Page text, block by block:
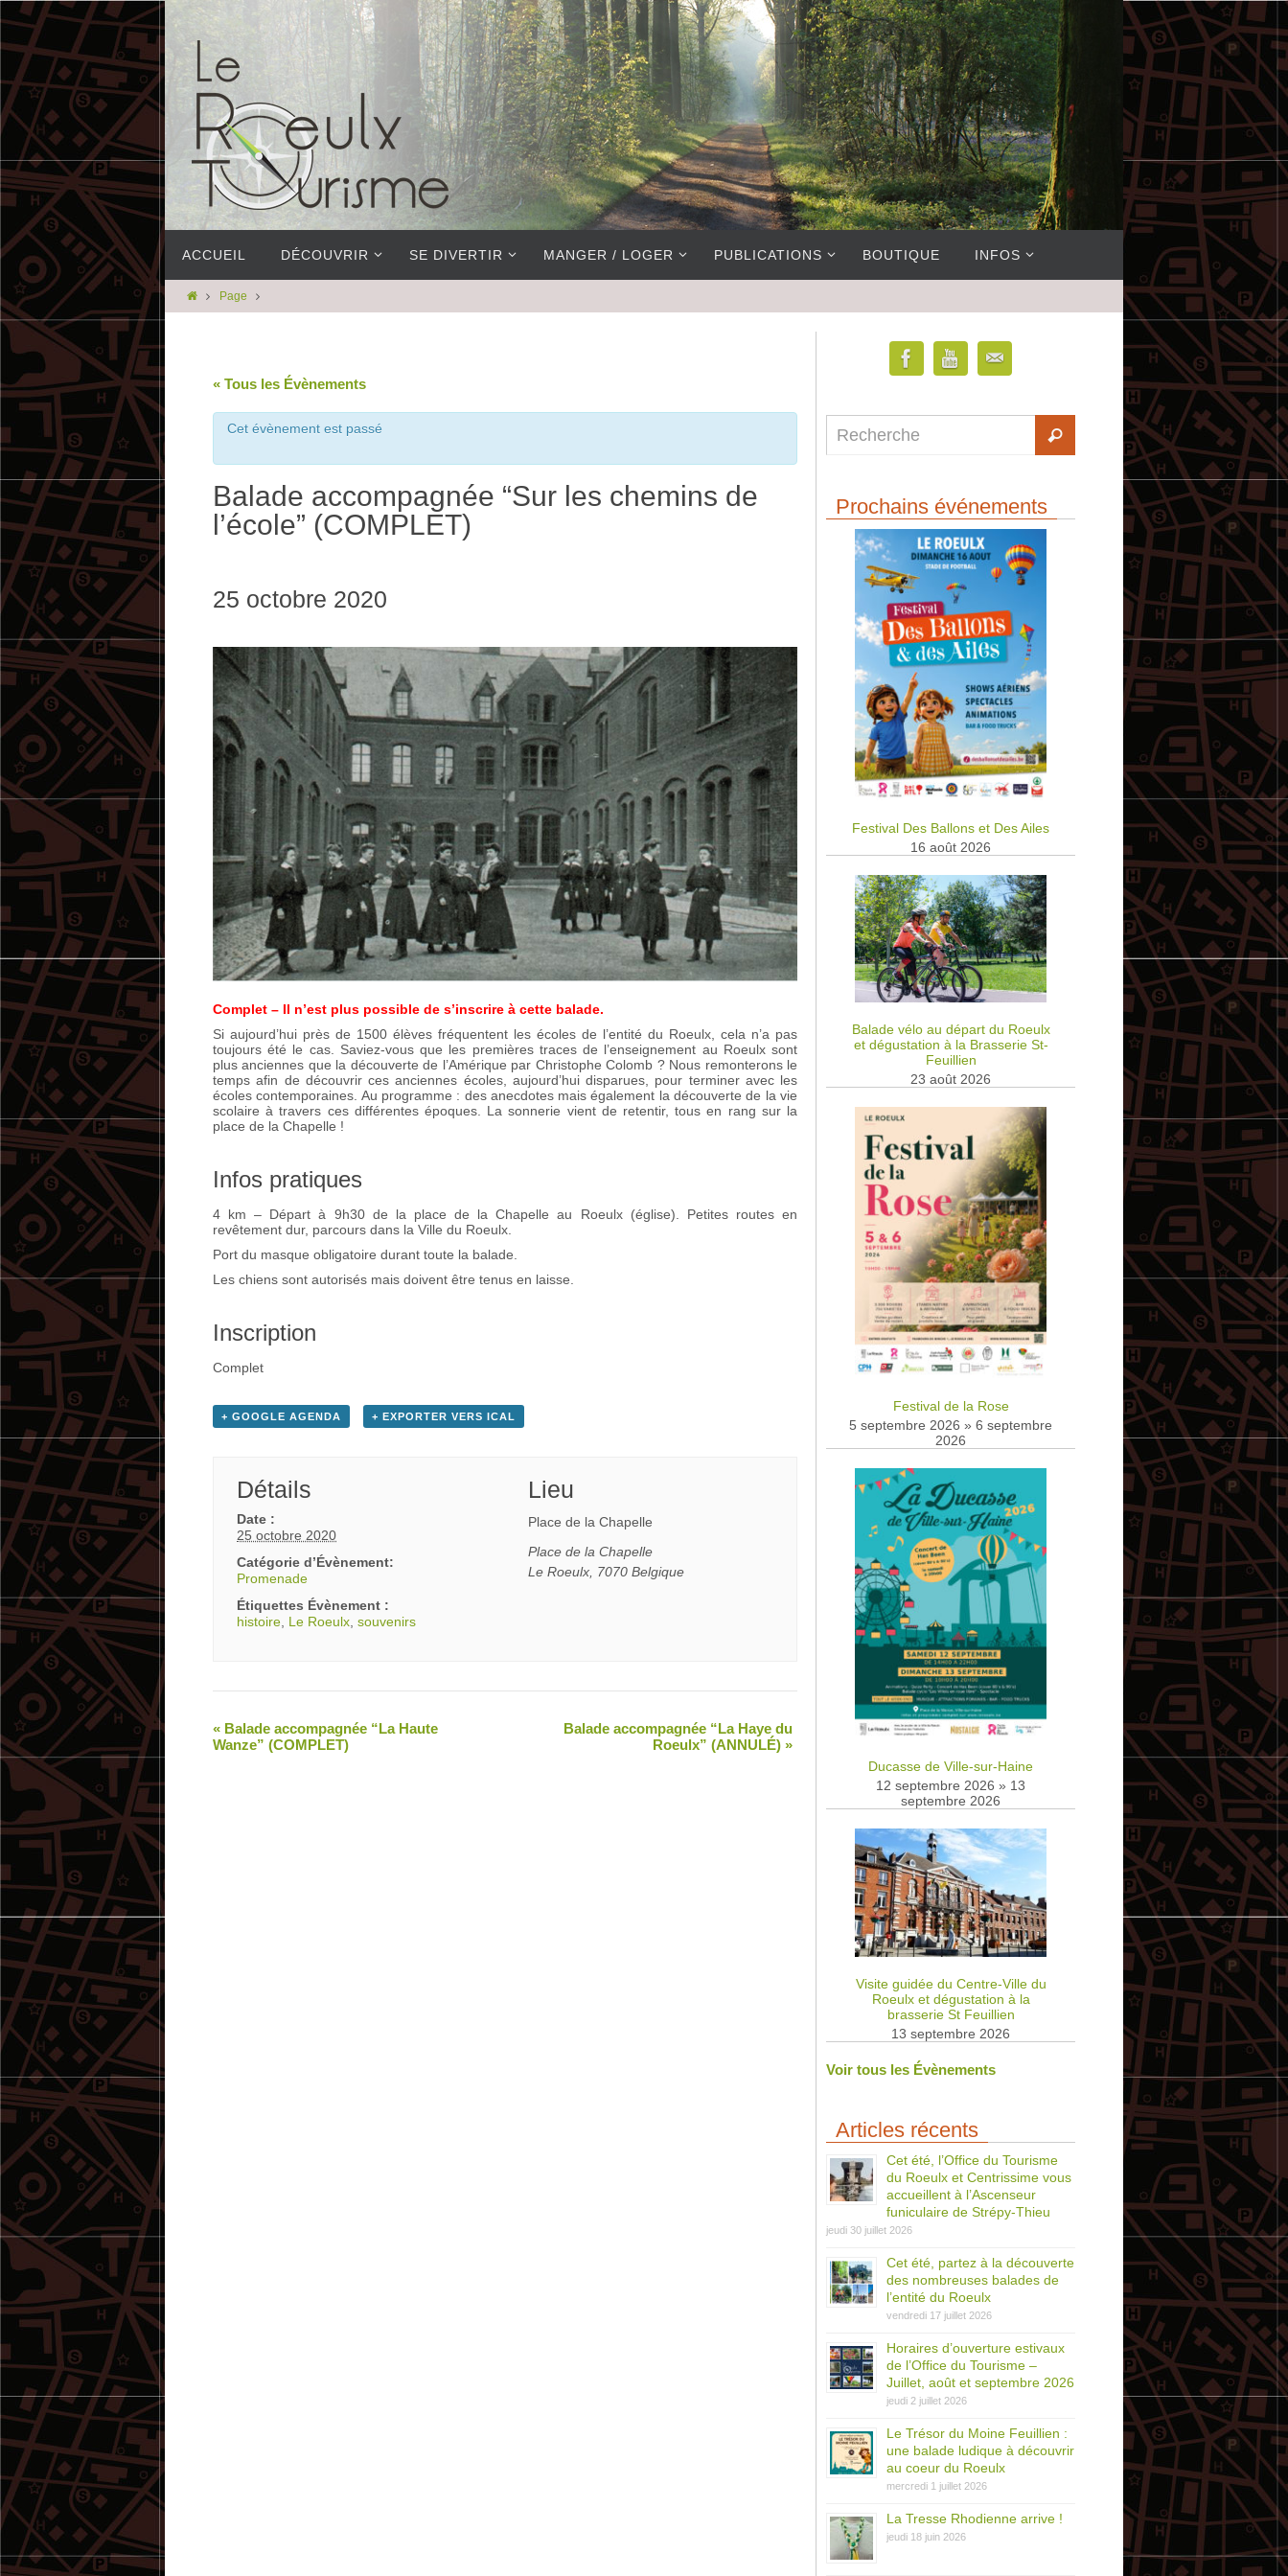
ACCUEIL DÉCOUVRIR SE DIVERTIR MANGER / LOGER PUBLICATIONS BOUTIQUE INFOS
Page
« Tous les Évènements
Cet évènement est passé
Balade accompagnée “Sur les chemins de
l’école” (COMPLET)
25 octobre 2020
Complet – Il n’est plus possible de s’inscrire à cette balade.
Si aujourd’hui près de 1500 élèves fréquentent les écoles de l’entité du Roeulx, cela n’a pas
toujours été le cas. Saviez-vous que les premières traces de l’enseignement au Roeulx sont
plus anciennes que la découverte de l’Amérique par Christophe Colomb ? Nous remonterons le
temps afin de découvrir ces anciennes écoles, aujourd’hui disparues, pour terminer avec les
écoles contemporaines. Au programme : des anecdotes mais également la découverte de la vie
scolaire à travers ces différentes époques. La sonnerie vient de retentir, tous en rang sur la
place de la Chapelle !
Infos pratiques
4 km – Départ à 9h30 de la place de la Chapelle au Roeulx (église). Petites routes en
revêtement dur, parcours dans la Ville du Roeulx.
Port du masque obligatoire durant toute la balade.
Les chiens sont autorisés mais doivent être tenus en laisse.
Inscription
Complet
+ GOOGLE AGENDA + EXPORTER VERS ICAL
Détails
Date :
25 octobre 2020
Catégorie d’Évènement:
Promenade
Étiquettes Évènement :
histoire Le Roeulx ,souvenirs
Lieu
Place de la Chapelle
Place de la Chapelle
Le Roeulx 7070 Belgique
« Balade accompagnée “La Haute
Wanze” (COMPLET)
Balade accompagnée “La Haye du
Roeulx” (ANNULÉ) »
Prochains événements
Festival Des Ballons et Des Ailes
16 août 2026
Balade vélo au départ du Roeulx
et dégustation à la Brasserie St-
Feuillien
23 août 2026
Festival de la Rose
5 septembre 2026 » 6 septembre
2026
Ducasse de Ville-sur-Haine
12 septembre 2026 » 13
septembre 2026
Visite guidée du Centre-Ville du
Roeulx et dégustation à la
brasserie St Feuillien
13 septembre 2026
Voir tous les Évènements
Articles récents
Cet été, l’Office du Tourisme
du Roeulx et Centrissime vous
accueillent à l’Ascenseur
funiculaire de Strépy-Thieu
jeudi 30 juillet 2026
Cet été, partez à la découverte
des nombreuses balades de
l’entité du Roeulx
vendredi 17 juillet 2026
Horaires d’ouverture estivaux
de l’Office du Tourisme –
Juillet, août et septembre 2026
jeudi 2 juillet 2026
Le Trésor du Moine Feuillien :
une balade ludique à découvrir
au coeur du Roeulx
mercredi 1 juillet 2026
La Tresse Rhodienne arrive !
jeudi 18 juin 2026